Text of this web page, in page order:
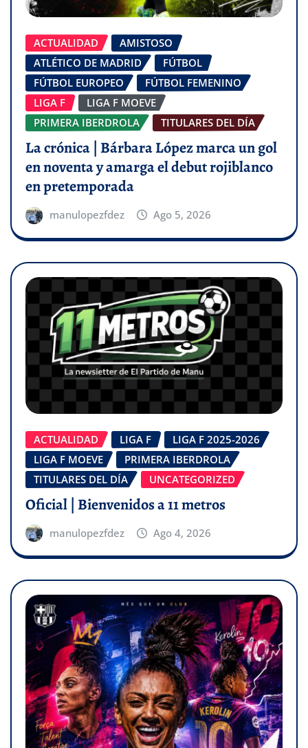
ACTUALIDAD
AMISTOSO
ATLÉTICO DE MADRID
FÚTBOL
FÚTBOL EUROPEO
FÚTBOL FEMENINO
LIGA F
LIGA F MOEVE
PRIMERA IBERDROLA
TITULARES DEL DÍA
La crónica | Bárbara López marca un gol
en noventa y amarga el debut rojiblanco
en pretemporada
manulopezfdez Ago 5, 2026
ACTUALIDAD LIGA F
LIGA F 2025-2026
LIGA F MOEVE
PRIMERA IBERDROLA
TITULARES DEL DÍA
UNCATEGORIZED
Oficial | Bienvenidos a 11 metros
manulopezfdez Ago 4, 2026